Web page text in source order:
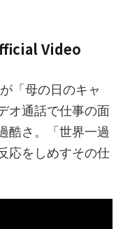
Video
「母の日のキャ
オ通話で仕事の面
酷さ。「世界一過
応をしめすその仕